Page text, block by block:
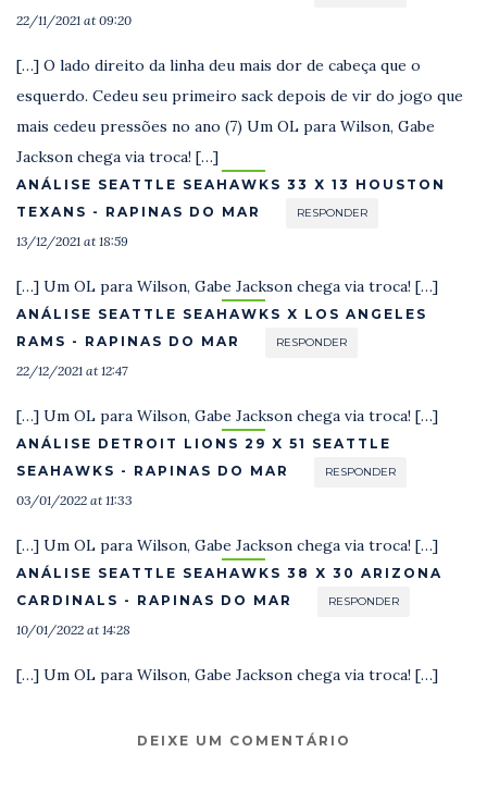
22/11/2021 at 09:20
[…] O lado direito da linha deu mais dor de cabeça que o
esquerdo. Cedeu seu primeiro sack depois de vir do jogo que
mais cedeu pressões no ano (7) Um OL para Wilson, Gabe
Jackson chega via troca! […]
ANÁLISE SEATTLE SEAHAWKS 33 X 13 HOUSTON
TEXANS - RAPINAS DO MAR
RESPONDER
13/12/2021 at 18:59
[…] Um OL para Wilson, Gabe Jackson chega via troca! […]
ANÁLISE SEATTLE SEAHAWKS X LOS ANGELES
RAMS - RAPINAS DO MAR
RESPONDER
22/12/2021 at 12:47
[…] Um OL para Wilson, Gabe Jackson chega via troca! […]
ANÁLISE DETROIT LIONS 29 X 51 SEATTLE
SEAHAWKS - RAPINAS DO MAR
RESPONDER
03/01/2022 at 11:33
[…] Um OL para Wilson, Gabe Jackson chega via troca! […]
ANÁLISE SEATTLE SEAHAWKS 38 X 30 ARIZONA
CARDINALS - RAPINAS DO MAR
RESPONDER
10/01/2022 at 14:28
[…] Um OL para Wilson, Gabe Jackson chega via troca! […]
DEIXE UM COMENTÁRIO